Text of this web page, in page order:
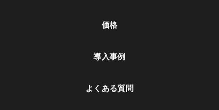
価格
導入事例
よくある質問